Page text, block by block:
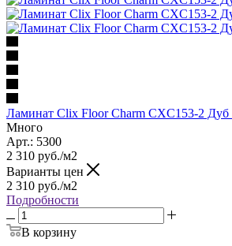
Ламинат Clix Floor Charm CXC153-2
Много
Арт.: 5300
2 310 руб./м2
Варианты цен
2 310 руб./м2
Подробности
В корзину